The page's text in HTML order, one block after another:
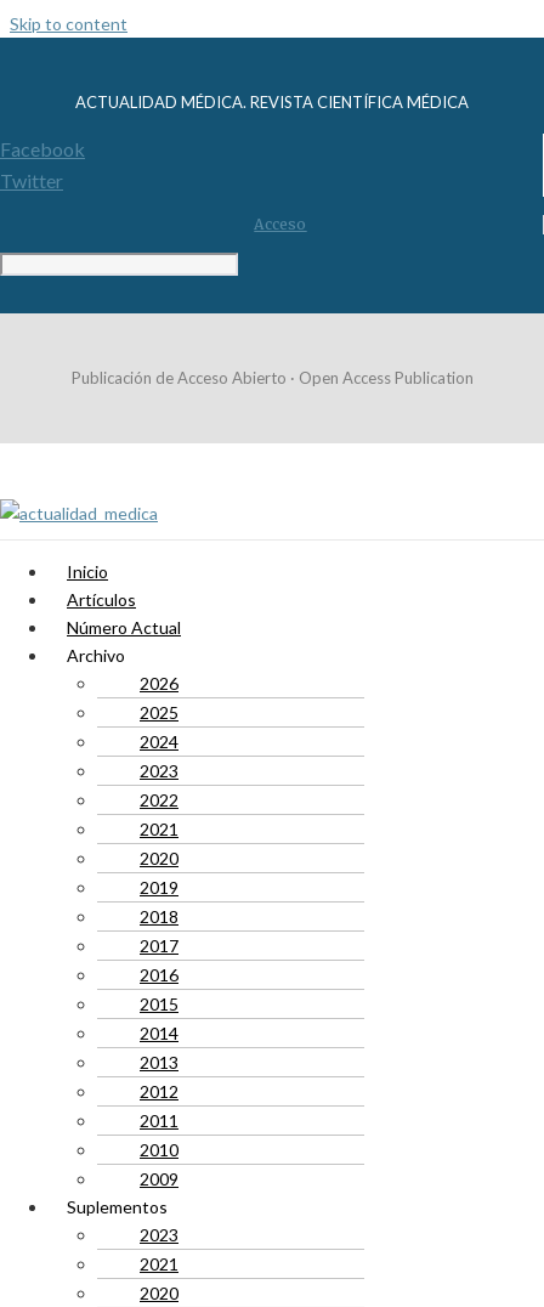
Skip to content
ACTUALIDAD MÉDICA. REVISTA CIENTÍFICA MÉDICA
Facebook
Twitter
Acceso
Publicación de Acceso Abierto · Open Access Publication
Inicio
Artículos
Número Actual
Archivo
2026
2025
2024
2023
2022
2021
2020
2019
2018
2017
2016
2015
2014
2013
2012
2011
2010
2009
Suplementos
2023
2021
2020